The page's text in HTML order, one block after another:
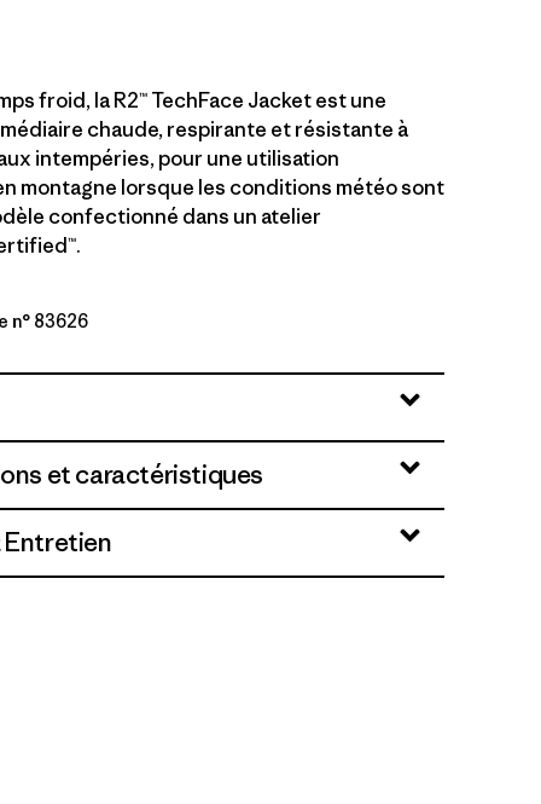
froid, la R2™ TechFace Jacket est une
chaude, respirante et résistante à
intempéries, pour une utilisation
montagne lorsque les conditions météo sont
confectionné dans un atelier
n° 83626
et caractéristiques
Entretien